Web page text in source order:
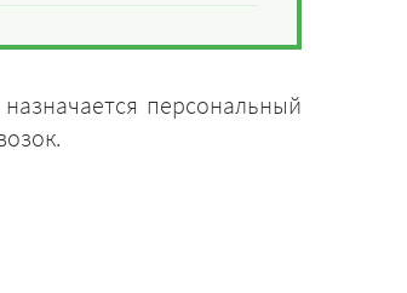
назначается персональный